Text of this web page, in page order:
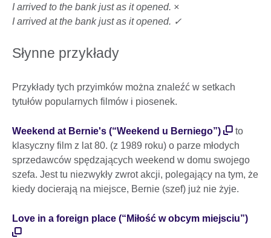
I arrived to the bank just as it opened. ×
I arrived at the bank just as it opened. ✓
Słynne przykłady
Przykłady tych przyimków można znaleźć w setkach
tytułów popularnych filmów i piosenek.
Weekend at Bernie's (“Weekend u Berniego”)
to
klasyczny film z lat 80. (z 1989 roku) o parze młodych
sprzedawców spędzających weekend w domu swojego
szefa. Jest tu niezwykły zwrot akcji, polegający na tym, że
kiedy docierają na miejsce, Bernie (szef) już nie żyje.
Love in a foreign place (“Miłość w obcym miejsciu”)